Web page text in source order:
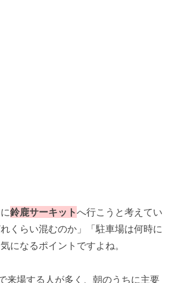
鈴鹿サーキットへ行こうと考えてい
くらい混むのか」「駐車場は何時に
になるポイントですよね。
来場する人が多く、朝のうちに主要